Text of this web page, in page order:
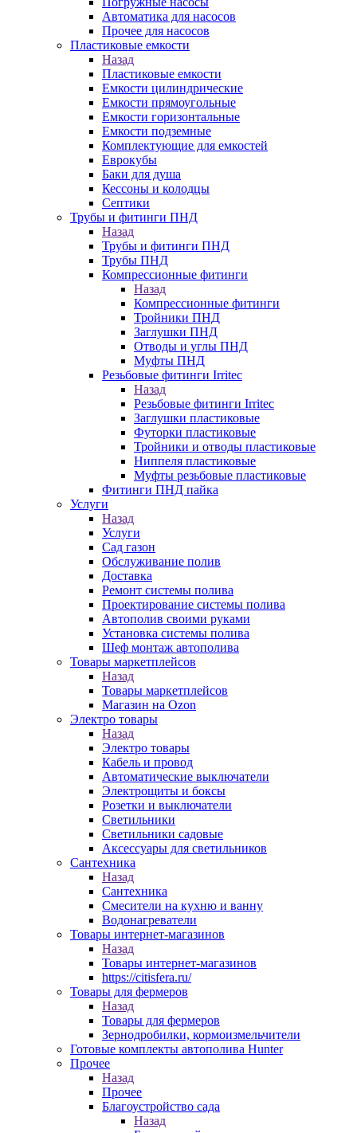
Автоматика для насосов
Прочее для насосов
Пластиковые емкости
Назад
Пластиковые емкости
Емкости цилиндрические
Емкости прямоугольные
Емкости горизонтальные
Емкости подземные
Комплектующие для емкостей
Еврокубы
Баки для душа
Кессоны и колодцы
Септики
Трубы и фитинги ПНД
Назад
Трубы и фитинги ПНД
Трубы ПНД
Компрессионные фитинги
Назад
Компрессионные фитинги
Тройники ПНД
Заглушки ПНД
Отводы и углы ПНД
Муфты ПНД
Резьбовые фитинги Irritec
Назад
Резьбовые фитинги Irritec
Заглушки пластиковые
Футорки пластиковые
Тройники и отводы пластиковые
Ниппеля пластиковые
Муфты резьбовые пластиковые
Фитинги ПНД пайка
Услуги
Назад
Услуги
Сад газон
Обслуживание полив
Доставка
Ремонт системы полива
Проектирование системы полива
Автополив своими руками
Установка системы полива
Шеф монтаж автополива
Товары маркетплейсов
Назад
Товары маркетплейсов
Магазин на Ozon
Электро товары
Назад
Электро товары
Кабель и провод
Автоматические выключатели
Электрощиты и боксы
Розетки и выключатели
Светильники
Светильники садовые
Аксессуары для светильников
Сантехника
Назад
Сантехника
Смесители на кухню и ванну
Водонагреватели
Товары интернет-магазинов
Назад
Товары интернет-магазинов
https://citisfera.ru/
Товары для фермеров
Назад
Товары для фермеров
Зернодробилки, кормоизмельчители
Готовые комплекты автополива Hunter
Прочее
Назад
Прочее
Благоустройство сада
Назад